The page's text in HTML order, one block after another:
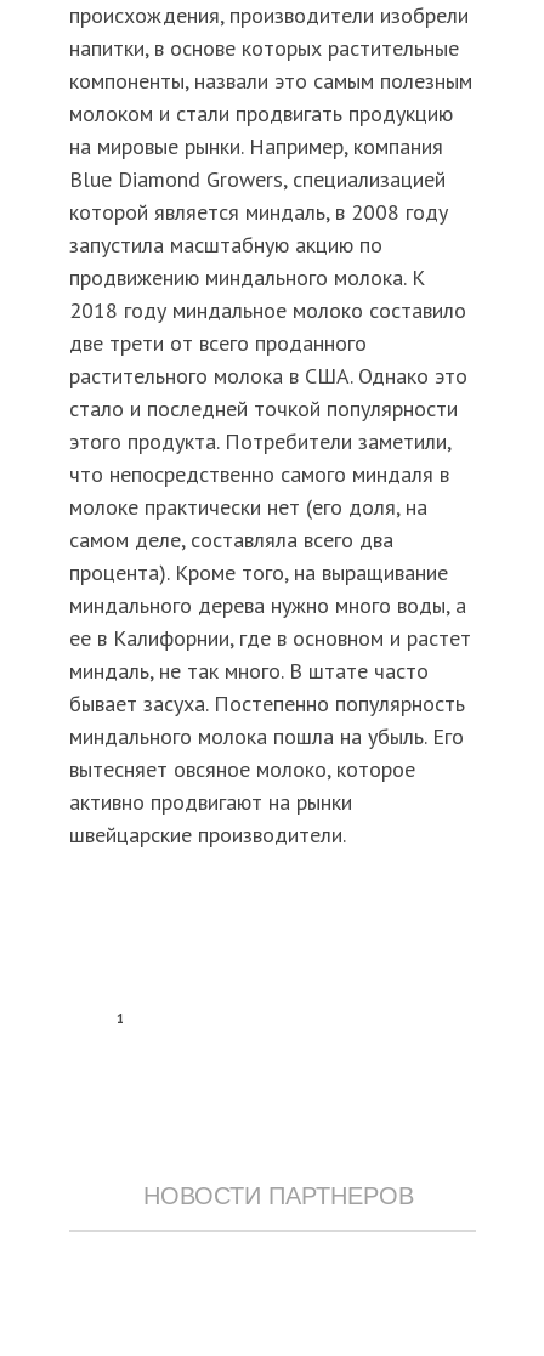
происхождения, производители изобрели
напитки, в основе которых растительные
компоненты, назвали это самым полезным
молоком и стали продвигать продукцию
на мировые рынки. Например, компания
Blue Diamond Growers, специализацией
которой является миндаль, в 2008 году
запустила масштабную акцию по
продвижению миндального молока. К
2018 году миндальное молоко составило
две трети от всего проданного
растительного молока в США. Однако это
стало и последней точкой популярности
этого продукта. Потребители заметили,
что непосредственно самого миндаля в
молоке практически нет (его доля, на
самом деле, составляла всего два
процента). Кроме того, на выращивание
миндального дерева нужно много воды, а
ее в Калифорнии, где в основном и растет
миндаль, не так много. В штате часто
бывает засуха. Постепенно популярность
миндального молока пошла на убыль. Его
вытесняет овсяное молоко, которое
активно продвигают на рынки
швейцарские производители.
1
НОВОСТИ ПАРТНЕРОВ